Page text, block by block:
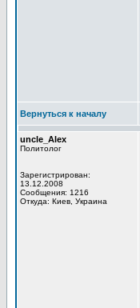
Вернуться к началу
uncle_Alex
Политолог
Зарегистрирован:
13.12.2008
Сообщения: 1216
Откуда: Киев, Украина